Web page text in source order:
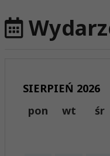
SIERPIEŃ 2026
pon
wt śr